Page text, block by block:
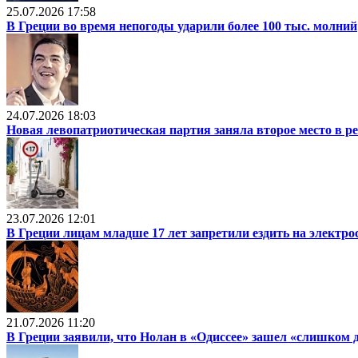
25.07.2026 17:58
В Греции во время непогоды ударили более 100 тыс. молний
24.07.2026 18:03
Новая левопатриотическая партия заняла второе место в
23.07.2026 12:01
В Греции лицам младше 17 лет запретили ездить на
21.07.2026 11:20
В Греции заявили, что Нолан в «Одиссее» зашел «слишком